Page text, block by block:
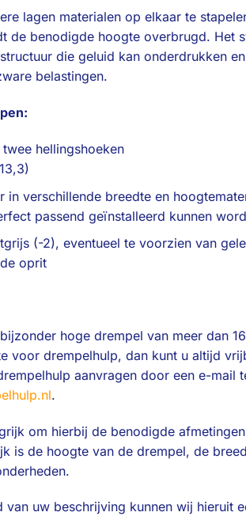
lagen materialen op elkaar te
de benodigde hoogte overbrugd. Het
die geluid kan onderdrukken
belastingen.
twee hellingshoeken
in verschillende breedte en
passend geïnstalleerd kunnen
(-2), eventueel te voorzien van
oprit
hoge drempel van meer dan
voor drempelhulp, dan kunt u altijd
aanvragen door een e-mail
.
om hierbij de benodigde
is de hoogte van de drempel, de
van uw beschrijving kunnen wij hieruit